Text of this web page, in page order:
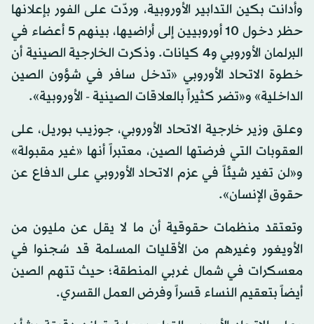
وأدانت بكين التدابير الأوروبية، وردّت على الفور بإعلانها
حظر دخول 10 أوروبيين إلى أراضيها، بينهم 5 أعضاء في
البرلمان الأوروبي و4 كيانات. وذكرت الخارجية الصينية أن
خطوة الاتحاد الأوروبي «تدخل سافر في شؤون الصين
الداخلية» و«تضر كثيراً بالعلاقات الصينية - الأوروبية».
وعلق وزير خارجية الاتحاد الأوروبي، جوزيب بوريل، على
العقوبات التي فرضتها الصين، معتبراً أنها «غير مقبولة»
و«لن تغير شيئاً في عزم الاتحاد الأوروبي على الدفاع عن
حقوق الإنسان».
وتعتقد منظمات حقوقية أن ما لا يقل عن مليون من
الأويغور وغيرهم من الأقليات المسلمة قد سُجنوا في
معسكرات في شمال غربي المنطقة؛ حيث تتهم الصين
أيضاً بتعقيم النساء قسراً وفرض العمل القسري.